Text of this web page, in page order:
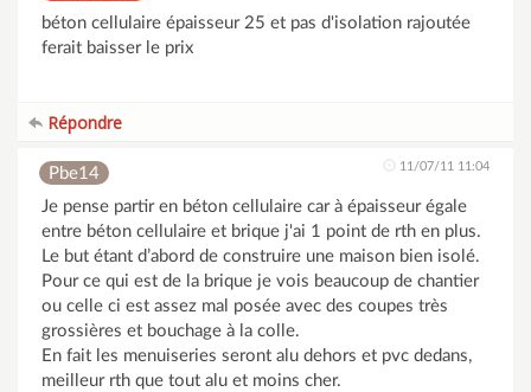
béton cellulaire épaisseur 25 et pas d'isolation rajoutée
ferait baisser le prix
Répondre
Pbe14 11/07/11 11:04
Je pense partir en béton cellulaire car à épaisseur égale
entre béton cellulaire et brique j'ai 1 point de rth en plus.
Le but étant d’abord de construire une maison bien isolé.
Pour ce qui est de la brique je vois beaucoup de chantier
ou celle ci est assez mal posée avec des coupes très
grossières et bouchage à la colle.
En fait les menuiseries seront alu dehors et pvc dedans,
meilleur rth que tout alu et moins cher.